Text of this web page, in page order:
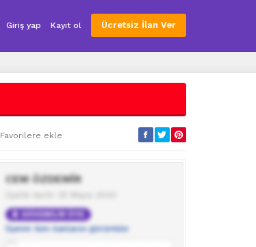
Giriş yap Kayıt ol Ücretsiz İlan Ver
Favorilere ekle
CEM ÖZDEMİR
GÜVENİLİR ÜYE
Üyenin tüm ilanlarını görüntüle